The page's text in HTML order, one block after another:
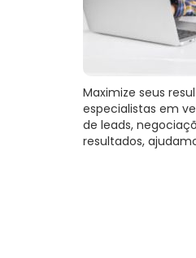
Maximize seus
especialistas em
de leads,
resultados,